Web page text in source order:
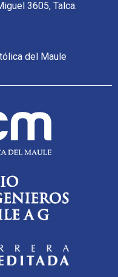
3605, Talca.
del Maule